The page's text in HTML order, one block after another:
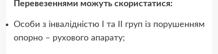
Перевезеннями можуть скористатися:
Особи з інвалідністю І та ІІ груп із порушенням
опорно – рухового апарату;